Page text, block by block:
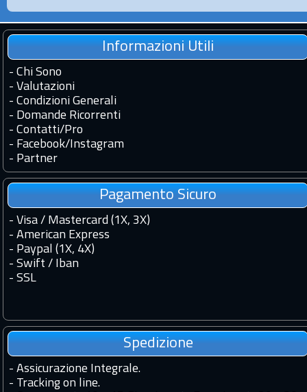
Informazioni Utili
- Chi Sono
- Valutazioni
- Condizioni Generali
- Domande Ricorrenti
- Contatti/Pro
- Facebook/Instagram
- Partner
Pagamento Sicuro
- Visa / Mastercard (1X, 3X)
- American Express
- Paypal (1X, 4X)
- Swift / Iban
- SSL
Spedizione
- Assicurazione Integrale.
- Tracking on line.